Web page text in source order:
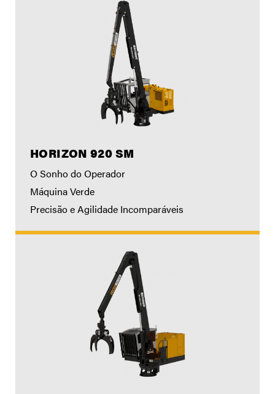
HORIZON 920 SM
O Sonho do Operador
Máquina Verde
Precisão e Agilidade Incomparáveis